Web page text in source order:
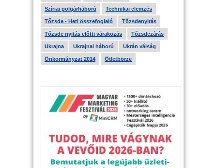
Szíriai polgárháború Technikai elemzés
Tőzsde - Heti összefoglaló Tőzsdenyitás
Tőzsde nyitás előtti várakozás Tőzsdezárás
Ukrajna Ukrajnai háború Ukrán válság
Önkormányzat 2014 Ötletbörze